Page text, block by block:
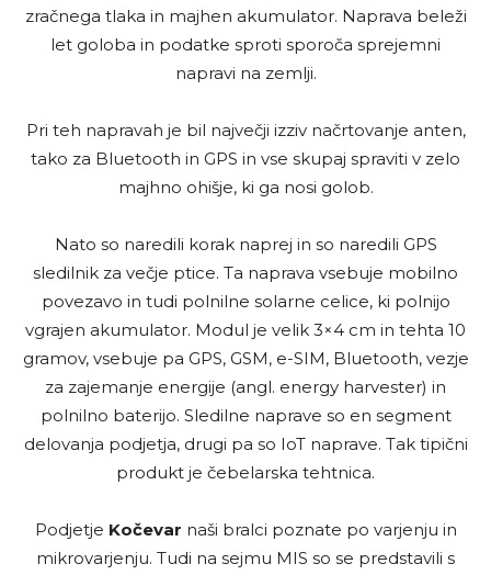
zračnega tlaka in majhen akumulator. Naprava beleži
let goloba in podatke sproti sporoča sprejemni
napravi na zemlji.
Pri teh napravah je bil največji izziv načrtovanje anten,
tako za Bluetooth in GPS in vse skupaj spraviti v zelo
majhno ohišje, ki ga nosi golob.
Nato so naredili korak naprej in so naredili GPS
sledilnik za večje ptice. Ta naprava vsebuje mobilno
povezavo in tudi polnilne solarne celice, ki polnijo
vgrajen akumulator. Modul je velik 3×4 cm in tehta 10
gramov, vsebuje pa GPS, GSM, e-SIM, Bluetooth, vezje
za zajemanje energije (angl. energy harvester) in
polnilno baterijo. Sledilne naprave so en segment
delovanja podjetja, drugi pa so IoT naprave. Tak tipični
produkt je čebelarska tehtnica.
Podjetje Kočevar naši bralci poznate po varjenju in
mikrovarjenju. Tudi na sejmu MIS so se predstavili s